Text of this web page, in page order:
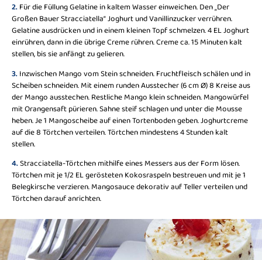
2.Für die Füllung Gelatine in kaltem Wasser einweichen. Den „Der
Großen Bauer Stracciatella“ Joghurt und Vanillinzucker verrühren.
Gelatine ausdrücken und in einem kleinen Topf schmelzen. 4 EL Joghurt
einrühren, dann in die übrige Creme rühren. Creme ca. 15 Minuten kalt
stellen, bis sie anfängt zu gelieren.
3.Inzwischen Mango vom Stein schneiden. Fruchtfleisch schälen und in
Scheiben schneiden. Mit einem runden Ausstecher (6 cm Ø) 8 Kreise aus
der Mango ausstechen. Restliche Mango klein schneiden. Mangowürfel
mit Orangensaft pürieren. Sahne steif schlagen und unter die Mousse
heben. Je 1 Mangoscheibe auf einen Tortenboden geben. Joghurtcreme
auf die 8 Törtchen verteilen. Törtchen mindestens 4 Stunden kalt
stellen.
4.Stracciatella-Törtchen mithilfe eines Messers aus der Form lösen.
Törtchen mit je 1/2 EL gerösteten Kokosraspeln bestreuen und mit je 1
Belegkirsche verzieren. Mangosauce dekorativ auf Teller verteilen und
Törtchen darauf anrichten.